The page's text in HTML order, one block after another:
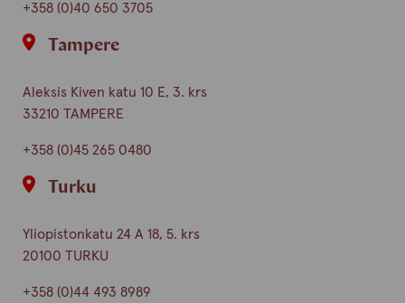
+358 (0)40 650 3705
Tampere
Aleksis Kiven katu 10 E, 3. krs
33210 TAMPERE
+358 (0)45 265 0480
Turku
Yliopistonkatu 24 A 18, 5. krs
20100 TURKU
+358 (0)44 493 8989